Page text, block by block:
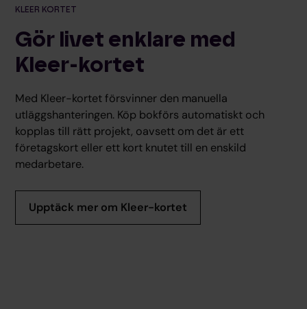
KLEER KORTET
Gör livet enklare med
Kleer-kortet
Med Kleer-kortet försvinner den manuella
utläggshanteringen. Köp bokförs automatiskt och
kopplas till rätt projekt, oavsett om det är ett
företagskort eller ett kort knutet till en enskild
medarbetare.
Upptäck mer om Kleer-kortet